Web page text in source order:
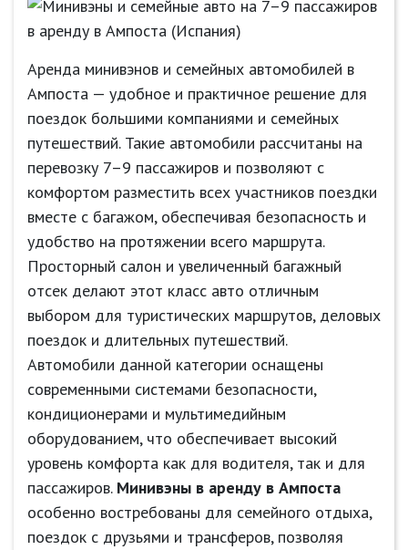
Аренда минивэнов и семейных автомобилей в
Ампоста — удобное и практичное решение для
поездок большими компаниями и семейных
путешествий. Такие автомобили рассчитаны на
перевозку 7–9 пассажиров и позволяют с
комфортом разместить всех участников поездки
вместе с багажом, обеспечивая безопасность и
удобство на протяжении всего маршрута.
Просторный салон и увеличенный багажный
отсек делают этот класс авто отличным
выбором для туристических маршрутов, деловых
поездок и длительных путешествий.
Автомобили данной категории оснащены
современными системами безопасности,
кондиционерами и мультимедийным
оборудованием, что обеспечивает высокий
уровень комфорта как для водителя, так и для
пассажиров. Минивэны в аренду в Ампоста
особенно востребованы для семейного отдыха,
поездок с друзьями и трансферов, позволяя